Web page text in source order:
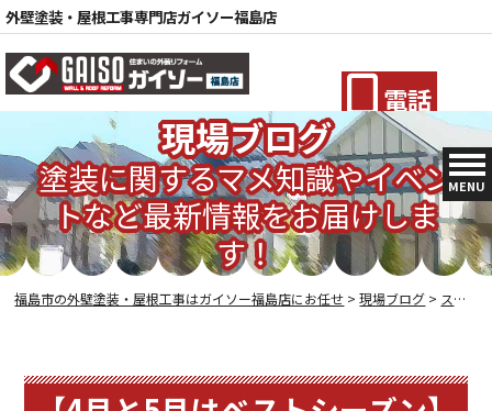
外壁塗装・屋根工事専門店ガイソー福島店
電話
MENU
現場ブログ
塗装に関するマメ知識やイベン
トなど最新情報をお届けしま
す！
福島市の外壁塗装・屋根工事はガイソー福島店にお任せ >現場ブログ > スタッフブログ